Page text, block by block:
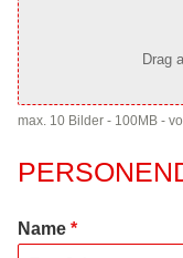
Drag
max. 10 Bilder - 100MB -
Name *